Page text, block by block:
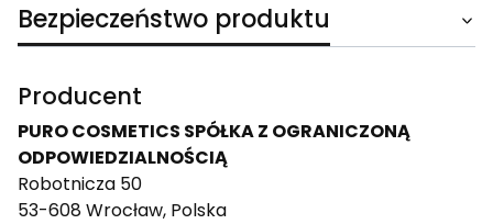
Bezpieczeństwo produktu
Producent
PURO COSMETICS SPÓŁKA Z OGRANICZONĄ
ODPOWIEDZIALNOŚCIĄ
Robotnicza 50
53-608 Wrocław, Polska